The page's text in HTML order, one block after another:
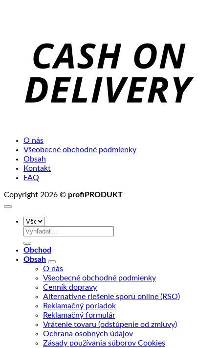
O nás
Všeobecné obchodné podmienky
Obsah
Kontakt
FAQ
Copyright 2026 © profiPRODUKT
Hľadať:
Obchod
Obsah
O nás
Všeobecné obchodné podmienky
Cenník dopravy
Alternatívne riešenie sporu online (RSO)
Reklamačný poriadok
Reklamačný formulár
Vrátenie tovaru (odstúpenie od zmluvy)
Ochrana osobných údajov
Zásady používania súborov Cookies